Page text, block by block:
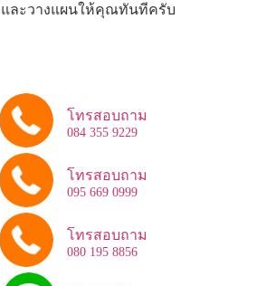
ละวางแผนให้คุณทันทีครับ
โทรสอบถาม
084 355 9229
โทรสอบถาม
095 669 0999
โทรสอบถาม
080 195 8856